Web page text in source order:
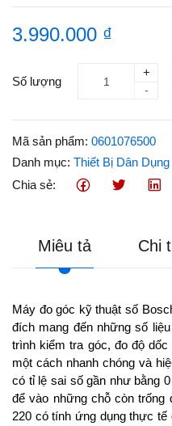
3.990.000 ₫
Số lượng
+
-
Mã sản phẩm: 0601076500
Danh mục: Thiết Bị Dân Dụng
Chia sẻ:
Miêu tả Chi
Máy đo góc kỹ thuật số
đích mang đến những số
trình kiểm tra góc, đo độ
một cách nhanh chóng và
có tỉ lệ sai số gần như bằng
để vào những chỗ còn
220 có tính ứng dụng thực tế